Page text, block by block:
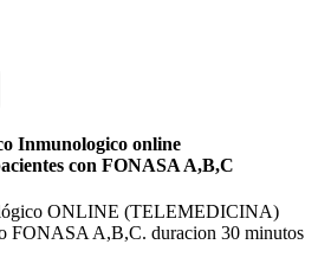
Inmunologico online
con FONASA A,B,C
ONLINE (TELEMEDICINA)
FONASA A,B,C. duracion 30 minutos